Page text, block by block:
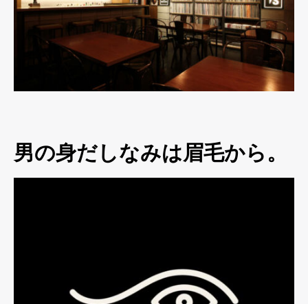
男の身だしなみは眉毛から。